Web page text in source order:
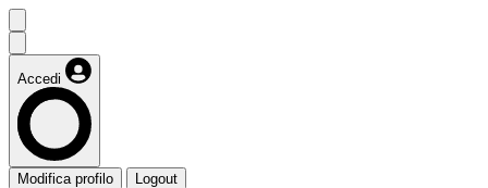
Accedi
Modifica profilo Logout